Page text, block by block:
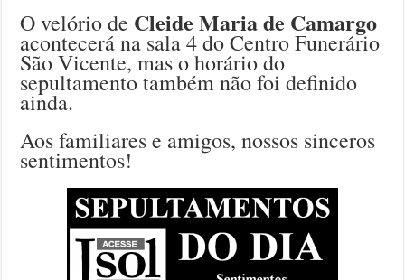
O velório de Cleide Maria de Camargo
acontecerá na sala 4 do Centro Funerário
São Vicente, mas o horário do
sepultamento também não foi definido
ainda.
Aos familiares e amigos, nossos sinceros
sentimentos!